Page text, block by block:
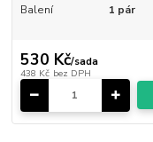
Balení
1 pár
530 Kč/sada
438 Kč bez DPH